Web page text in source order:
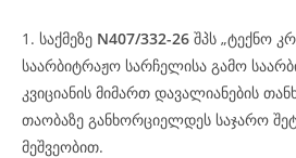
1. საქმეზე N407/332-26 შპს „ტექნო
საარბიტრაჟო სარჩელისა გამო
კვიციანის მიმართ დავალიანების
თაობაზე განხორციელდეს საჯარო
მეშვეობით.